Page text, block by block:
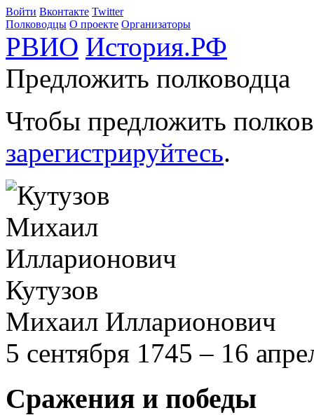
Войти Вконтакте Twitter
Полководцы О проекте Организаторы
РВИО История.РФ
Предложить полководца
Чтобы предложить
зарегистрируйтесь.
Кутузов
Михаил Илларионович
5 сентября 1745 – 16
Сражения и победы